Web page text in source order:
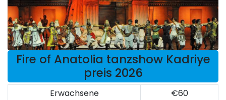
Fire of Anatolia tanzshow Kadriye
preis 2026
Erwachsene
€60